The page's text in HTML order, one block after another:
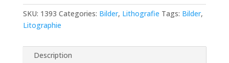
quantity
SKU: 1393 Categories: Bilder, Lithografie Tags: Bilder,
Litographie
Description